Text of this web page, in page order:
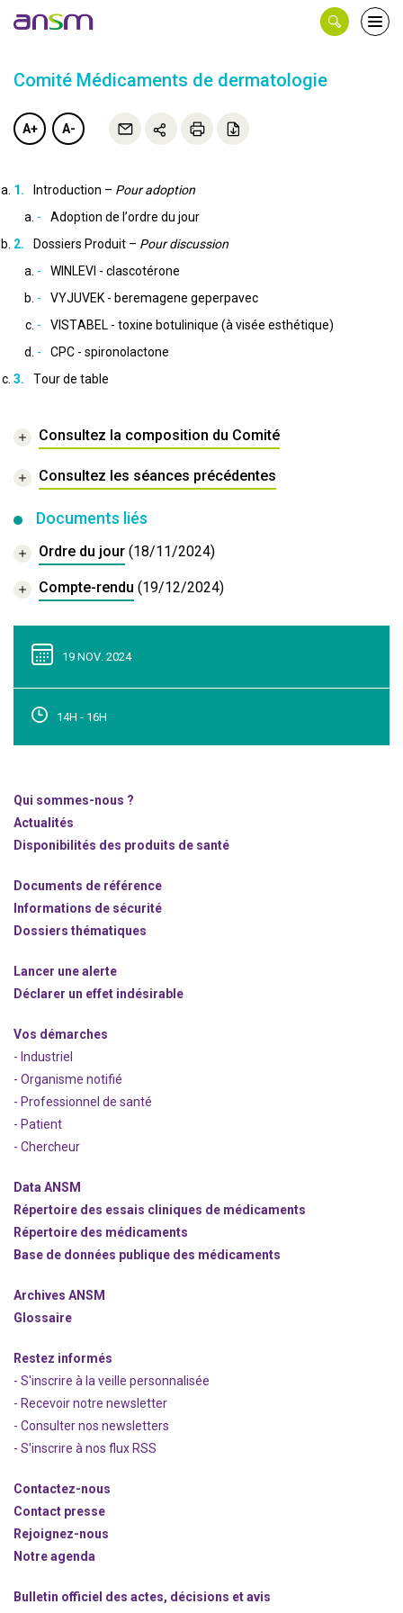
Comité Médicaments de dermatologie
A+ A-
Introduction – Pour adoption
Adoption de l’ordre du jour
Dossiers Produit – Pour discussion
WINLEVI - clascotérone
VYJUVEK - beremagene geperpavec
VISTABEL - toxine botulinique (à visée esthétique)
CPC - spironolactone
Tour de table
Consultez la composition du Comité
Consultez les séances précédentes
Documents liés
Ordre du jour (18/11/2024)
Compte-rendu (19/12/2024)
19 NOV. 2024
14H - 16H
Qui sommes-nous ?
Actualités
Disponibilités des produits de santé
Documents de référence
Informations de sécurité
Dossiers thématiques
Lancer une alerte
Déclarer un effet indésirable
Vos démarches
- Industriel
- Organisme notifié
- Professionnel de santé
- Patient
- Chercheur
Data ANSM
Répertoire des essais cliniques de médicaments
Répertoire des médicaments
Base de données publique des médicaments
Archives ANSM
Glossaire
Restez informés
- S'inscrire à la veille personnalisée
- Recevoir notre newsletter
- Consulter nos newsletters
- S'inscrire à nos flux RSS
Contactez-nous
Contact presse
Rejoignez-nous
Notre agenda
Bulletin officiel des actes, décisions et avis